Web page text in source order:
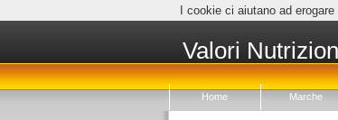
I cookie ci aiutano ad
Valori
Home Marche